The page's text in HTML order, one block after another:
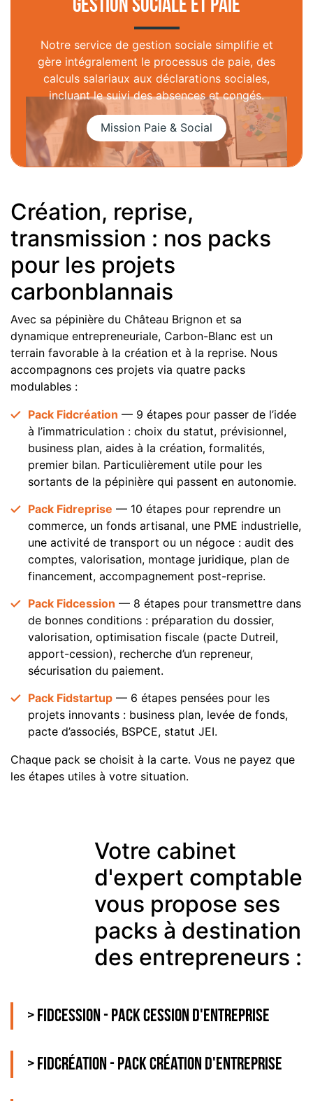
Notre service de gestion sociale simplifie et
gère intégralement le processus de paie, des
calculs salariaux aux déclarations sociales,
incluant le suivi des absences et congés.
Création, reprise,
transmission : nos packs
pour les projets
carbonblannais
Avec sa pépinière du Château Brignon et sa
dynamique entrepreneuriale, Carbon-Blanc est un
terrain favorable à la création et à la reprise. Nous
accompagnons ces projets via quatre packs
modulables :
Pack Fidcréation — 9 étapes pour passer de l’idée
à l’immatriculation : choix du statut, prévisionnel,
business plan, aides à la création, formalités,
premier bilan. Particulièrement utile pour les
sortants de la pépinière qui passent en autonomie.
Pack Fidreprise — 10 étapes pour reprendre un
commerce, un fonds artisanal, une PME industrielle,
une activité de transport ou un négoce : audit des
comptes, valorisation, montage juridique, plan de
financement, accompagnement post-reprise.
Pack Fidcession — 8 étapes pour transmettre dans
de bonnes conditions : préparation du dossier,
valorisation, optimisation fiscale (pacte Dutreil,
apport-cession), recherche d’un repreneur,
sécurisation du paiement.
Pack Fidstartup — 6 étapes pensées pour les
projets innovants : business plan, levée de fonds,
pacte d’associés, BSPCE, statut JEI.
Chaque pack se choisit à la carte. Vous ne payez que
les étapes utiles à votre situation.
Votre cabinet
d'expert comptable
vous propose ses
packs à destination
des entrepreneurs :
> Fidcession - Pack cession d'entreprise
> Fidcréation - Pack création d'entreprise